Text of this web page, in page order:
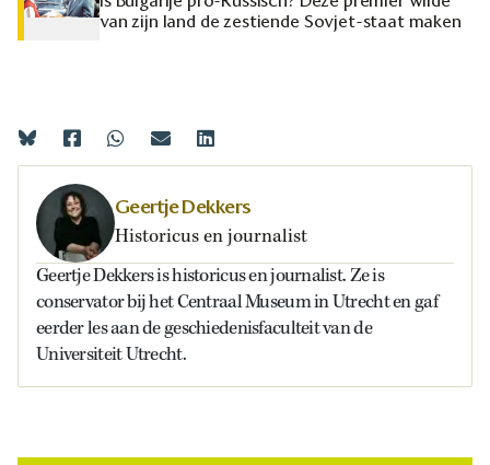
van zijn land de zestiende Sovjet-staat maken
Geertje Dekkers
Historicus en journalist
Geertje Dekkers is historicus en journalist. Ze is
conservator bij het Centraal Museum in Utrecht en gaf
eerder les aan de geschiedenisfaculteit van de
Universiteit Utrecht.